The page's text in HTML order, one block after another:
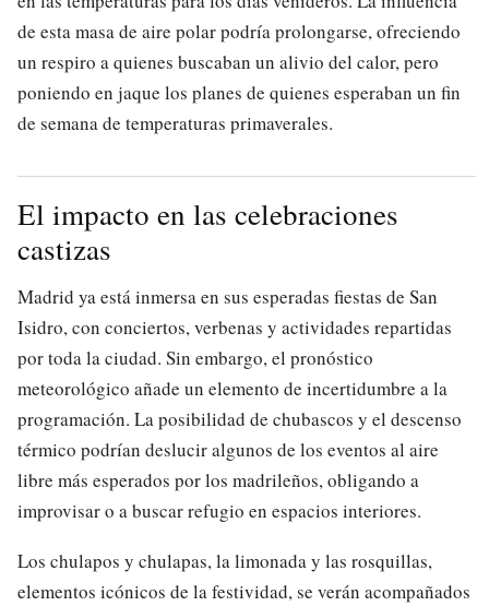
de esta masa de aire polar podría prolongarse, ofreciendo
un respiro a quienes buscaban un alivio del calor, pero
poniendo en jaque los planes de quienes esperaban un fin
de semana de temperaturas primaverales.
El impacto en las celebraciones
castizas
Madrid ya está inmersa en sus esperadas fiestas de San
Isidro, con conciertos, verbenas y actividades repartidas
por toda la ciudad. Sin embargo, el pronóstico
meteorológico añade un elemento de incertidumbre a la
programación. La posibilidad de chubascos y el descenso
térmico podrían deslucir algunos de los eventos al aire
libre más esperados por los madrileños, obligando a
improvisar o a buscar refugio en espacios interiores.
Los chulapos y chulapas, la limonada y las rosquillas,
elementos icónicos de la festividad, se verán acompañados